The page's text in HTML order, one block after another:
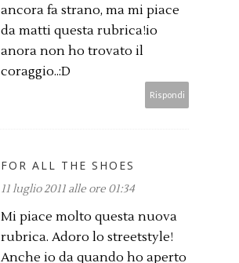
ancora fa strano, ma mi piace
da matti questa rubrica!io
anora non ho trovato il
coraggio..:D
Rispondi
FOR ALL THE SHOES
11 luglio 2011 alle ore 01:34
Mi piace molto questa nuova
rubrica. Adoro lo streetstyle!
Anche io da quando ho aperto